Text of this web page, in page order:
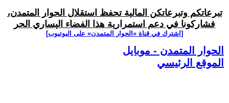
تبرعاتكم وتبرعاتكن المالية تحفظ استقلال الحوار المتمدن،
فشاركونا في دعم استمرارية هذا الفضاء اليساري الحر
[اشترك في قناة ‫«الحوار المتمدن» على اليوتيوب]
الحوار المتمدن - موبايل
الموقع الرئيسي